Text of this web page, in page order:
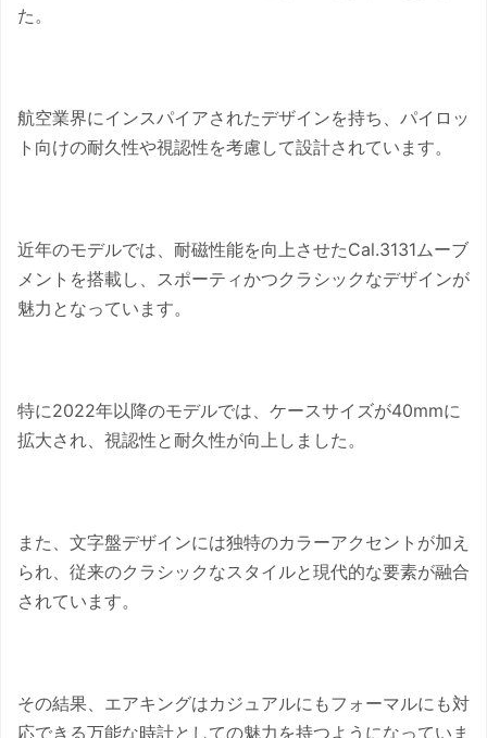
た。
航空業界にインスパイアされたデザインを持ち、パイロッ
ト向けの耐久性や視認性を考慮して設計されています。
近年のモデルでは、耐磁性能を向上させたCal.3131ムーブ
メントを搭載し、スポーティかつクラシックなデザインが
魅力となっています。
特に2022年以降のモデルでは、ケースサイズが40mmに
拡大され、視認性と耐久性が向上しました。
また、文字盤デザインには独特のカラーアクセントが加え
られ、従来のクラシックなスタイルと現代的な要素が融合
されています。
その結果、エアキングはカジュアルにもフォーマルにも対
応できる万能な時計としての魅力を持つようになっていま